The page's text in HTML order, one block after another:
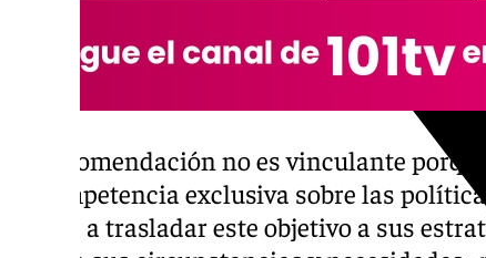
La recomendación no es vinculante
la competencia exclusiva sobre las
anima a trasladar este objetivo a sus